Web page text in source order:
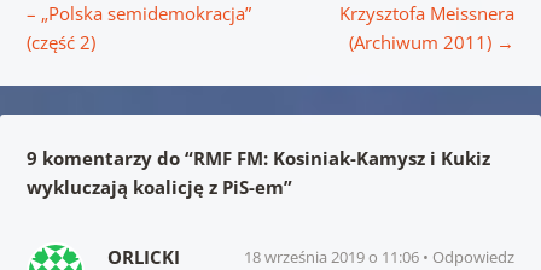
– „Polska semidemokracja”
(część 2)
Krzysztofa Meissnera
(Archiwum 2011) →
9 komentarzy do “RMF FM: Kosiniak-Kamysz i Kukiz
wykluczają koalicję z PiS-em”
ORLICKI 18 września 2019 o 11:06 Odpowiedz